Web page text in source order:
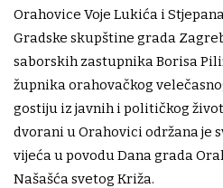
Orahovice Voje Lukića i
Gradske skupštine grada
saborskih zastupnika Borisa
župnika orahovačkog
gostiju iz javnih i političkog
dvorani u Orahovici održana je
vijeća u povodu Dana grada
Našašća svetog Križa.